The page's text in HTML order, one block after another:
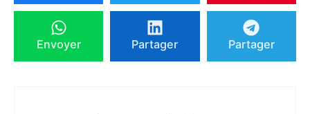
Envoyer Partager Partager